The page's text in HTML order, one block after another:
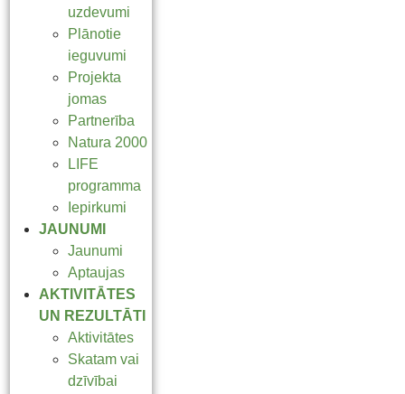
uzdevumi
Plānotie
ieguvumi
Projekta
jomas
Partnerība
Natura 2000
LIFE
programma
Iepirkumi
JAUNUMI
Jaunumi
Aptaujas
AKTIVITĀTES
UN REZULTĀTI
Aktivitātes
Skatam vai
dzīvībai